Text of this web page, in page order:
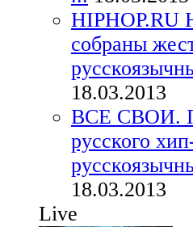
HIPHOP.RU
собраны
18.03.2013
ВСЕ СВОИ.
русского
18.03.2013
Live